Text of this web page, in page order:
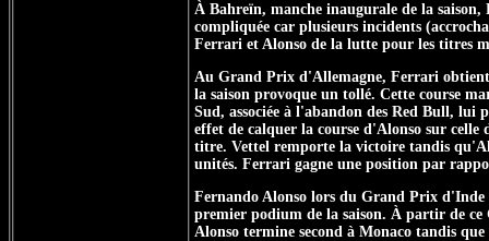
À Bahreïn, manche inaugurale de la
compliquée car plusieurs incidents
Ferrari et Alonso de la lutte pour les titres
Au Grand Prix d'Allemagne, Ferrari obtient
la saison provoque un tollé. Cette course
Sud, associée à l'abandon des Red Bull,
effet de calquer la course d'Alonso sur
titre. Vettel remporte la victoire tandis
unités. Ferrari gagne une position par
Fernando Alonso lors du Grand Prix d'Inde
premier podium de la saison. À partir de
Alonso termine second à Monaco tandis